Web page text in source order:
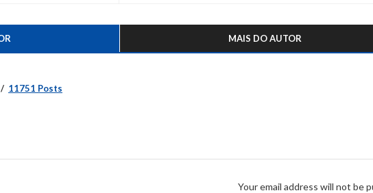
MAIS DO AUTOR
11751 Posts
Your email address will not be